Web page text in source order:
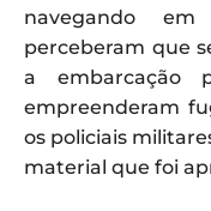
navegando
perceberam que
a
empreenderam
os policiais
material que foi